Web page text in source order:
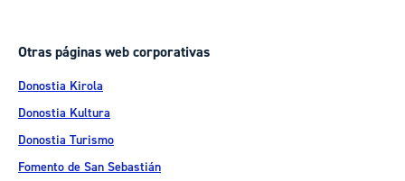
Otras páginas web corporativas
Donostia Kirola
Donostia Kultura
Donostia Turismo
Fomento de San Sebastián